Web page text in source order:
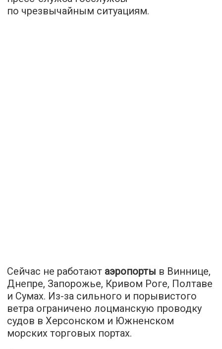
по чрезвычайным ситуациям.
Сейчас не работают аэропорты в Виннице,
Днепре, Запорожье, Кривом Роге, Полтаве
и Сумах. Из-за сильного и порывистого
ветра ограничено лоцманскую проводку
судов в Херсонском и Южненском
морских торговых портах.